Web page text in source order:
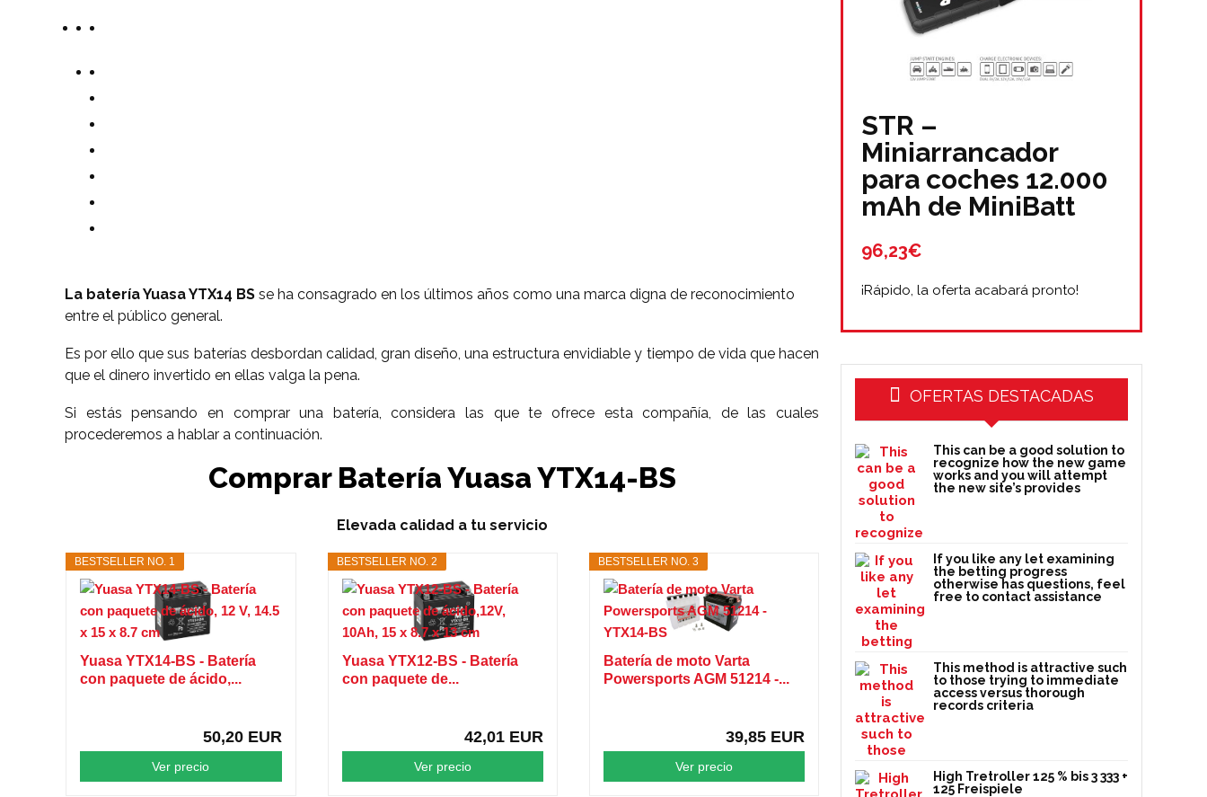
La batería Yuasa YTX14 BS se ha consagrado en los últimos años como una marca digna de reconocimiento
entre el público general.
Es por ello que sus baterías desbordan calidad, gran diseño, una estructura envidiable y tiempo de vida que hacen
que el dinero invertido en ellas valga la pena.
Si estás pensando en comprar una batería, considera las que te ofrece esta compañía, de las cuales
procederemos a hablar a continuación.
Comprar Batería Yuasa YTX14-BS
Elevada calidad a tu servicio
BESTSELLER NO. 1
Yuasa YTX14-BS - Batería
con paquete de ácido,...
50,20 EUR
Ver precio
BESTSELLER NO. 2
Yuasa YTX12-BS - Batería
con paquete de...
42,01 EUR
Ver precio
BESTSELLER NO. 3
Batería de moto Varta
Powersports AGM 51214 -...
39,85 EUR
Ver precio
STR –
Miniarrancador
para coches 12.000
mAh de MiniBatt
96,23€
¡Rápido, la oferta acabará pronto!
OFERTAS DESTACADAS
This can be a good solution to
recognize how the new game
works and you will attempt
the new site’s provides
If you like any let examining
the betting progress
otherwise has questions, feel
free to contact assistance
This method is attractive such
to those trying to immediate
access versus thorough
records criteria
High Tretroller 125 % bis 3 333 +
125 Freispiele